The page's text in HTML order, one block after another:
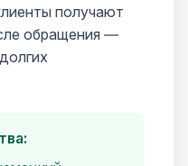
получают
обращения —